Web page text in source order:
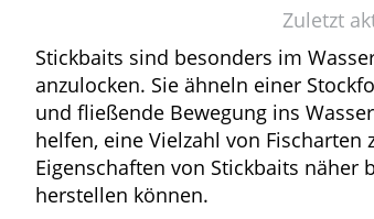
Zuletzt
Stickbaits sind besonders im
anzulocken. Sie ähneln einer
und fließende Bewegung ins
helfen, eine Vielzahl von
Eigenschaften von Stickbaits
herstellen können.